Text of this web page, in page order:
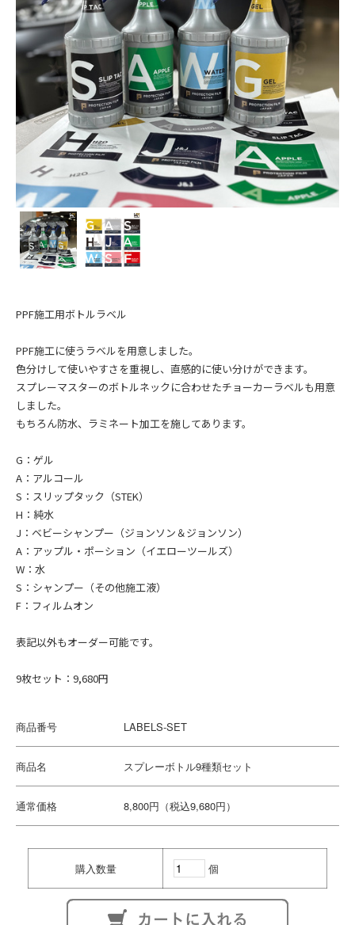
Maserati
イギリス
Aston Martin
Bentley
Jaguar
Land Rover
McLaren
MINI
日本
トヨタ
日産
スズキ
スバル
マツダ
ダイハツ
アメリカ
FORD
Tesla
Jeep
フランス
ALPINE
PEUGEOT
LUXE
Yellotools
PPF施工用ボトルラベル
PPF施工に使うラベルを用意しました。
色分けして使いやすさを重視し、直感的に使い分けができます。
スプレーマスターのボトルネックに合わせたチョーカーラベルも用意
しました。
もちろん防水、ラミネート加工を施してあります。
G：ゲル
A：アルコール
S：スリップタック（STEK）
H：純水
J：ベビーシャンプー（ジョンソン＆ジョンソン）
A：アップル・ポーション（イエローツールズ）
W：水
S：シャンプー（その他施工液）
F：フィルムオン
表記以外もオーダー可能です。
9枚セット：9,680円
商品番号 LABELS-SET
商品名 スプレーボトル9種類セット
通常価格 8,800円（税込9,680円）
購入数量 個